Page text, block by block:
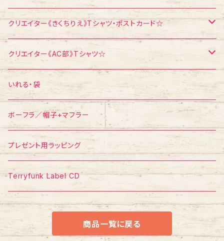
浅見千代子
エスパー伊東
ポストカード
Tシャツ
ポストカード
ポスター
クリエイター《きくちりえ》Tシャツ・ポストカード☆
Tシャツ
ポストカード
クリエイター《AC部》Tシャツ☆
Tシャツ
いれる・袋
ボーフラ／帽子+マフラー
プレゼント用ラッピング
Terryfunk Label CD
商品一覧に戻る